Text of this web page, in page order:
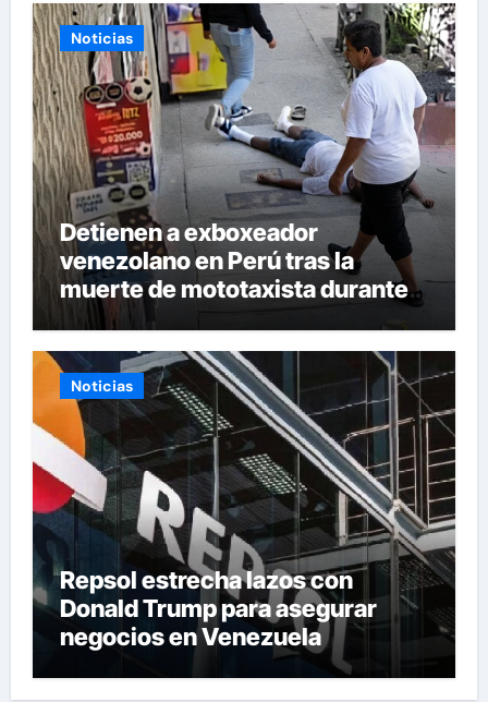
Noticias
Detienen a exboxeador
venezolano en Perú tras la
muerte de mototaxista durante
una riña
Noticias
Repsol estrecha lazos con
Donald Trump para asegurar
negocios en Venezuela